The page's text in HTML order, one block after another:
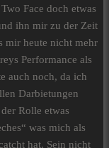
Face doch etwas
ihn mir zu der Zeit
mir heute nicht mehr
Performance als
auch noch, da ich
Darbietungen
Rolle etwas
was mich als
hat. Sein nicht